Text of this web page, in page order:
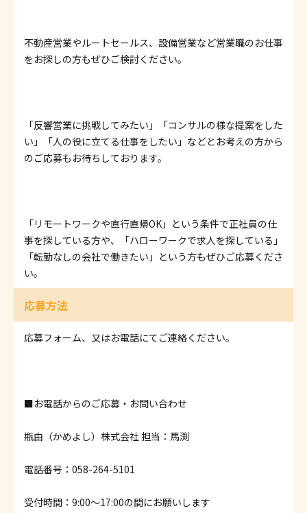
不動産営業やルートセールス、設備営業など営業職のお仕事
をお探しの方もぜひご検討ください。
「反響営業に挑戦してみたい」「コンサルの様な提案をした
い」「人の役に立てる仕事をしたい」などとお考えの方から
のご応募もお待ちしております。
「リモートワークや直行直帰OK」という条件で正社員の仕
事を探している方や、「ハローワークで求人を探している」
「転勤なしの会社で働きたい」という方もぜひご応募くださ
い。
応募方法
応募フォーム、又はお電話にてご連絡ください。
■お電話からのご応募・お問い合わせ
瓶由（かめよし）株式会社 担当：馬渕
電話番号：058-264-5101
受付時間：9:00～17:00の間にお願いします